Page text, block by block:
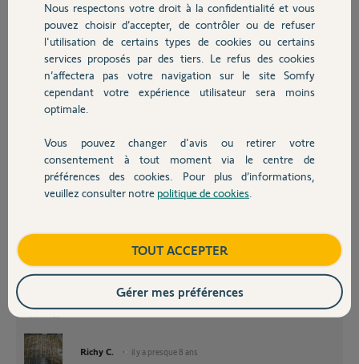
Chauffage
Autres produits
Devis avec un pro
Contact
Les 4 premieres keygo io configurees fonctionnent avec toutes leurs
(4) boutons.
didier G.
il y a presque 8 ans
Participer au fil de discussion
Vous avez ces infos dans la notice:
Commandes monodirectionnelles (Keygo io, Situo io, ...)
Commande ouverture totale/piéton : 30
Commande éclairage : 4
Commande sortie auxiliaire : 4
Commandes bidirectionnelles (Keytis io, Telis io, Composio io, ...) :
Richy C. il y a presque 8 ans
Nous respectons votre droit à la confidentialité et vous
pouvez choisir d’accepter, de contrôler ou de refuser
l'utilisation de certains types de cookies ou certains
services proposés par des tiers. Le refus des cookies
n’affectera pas votre navigation sur le site Somfy
cependant votre expérience utilisateur sera moins
optimale.
Vous pouvez changer d'avis ou retirer votre
consentement à tout moment via le centre de
préférences des cookies. Pour plus d’informations,
veuillez consulter notre politique de cookies
TOUT ACCEPTER
Gérer mes préférences